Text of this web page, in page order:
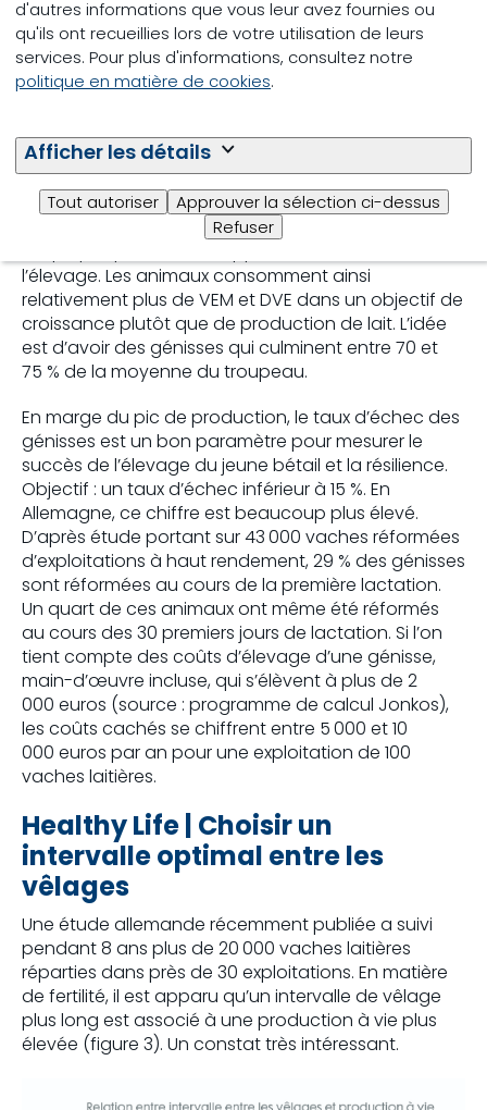
d'autres informations que vous leur avez fournies ou
qu'ils ont recueillies lors de votre utilisation de leurs
services. Pour plus d'informations, consultez notre
politique en matière de cookies.
Afficher les détails
Tout autoriser
Approuver la sélection ci-dessus
Refuser
premiers jours après le vêlage sur le moment du
pic de production et la quantité de lait pour les
génisses et les vaches plus âgées (adapté de
Carvalho et al. 2019).
Qui plus est, le pic de production nous renseigne
également sur le succès de l’élevage. Si les génisses
passent par une période de transition normale
(sans affections cliniques ni naissances difficiles),
un faible pic de production peut éventuellement
l’élevage. Les animaux consomment ainsi
relativement plus de VEM et DVE dans un objectif de
croissance plutôt que de production de lait. L’idée
est d’avoir des génisses qui culminent entre 70 et
75 % de la moyenne du troupeau.
En marge du pic de production, le taux d’échec des
génisses est un bon paramètre pour mesurer le
succès de l’élevage du jeune bétail et la résilience.
Objectif : un taux d’échec inférieur à 15 %. En
Allemagne, ce chiffre est beaucoup plus élevé.
D’après étude portant sur 43 000 vaches réformées
d’exploitations à haut rendement, 29 % des génisses
sont réformées au cours de la première lactation.
Un quart de ces animaux ont même été réformés
au cours des 30 premiers jours de lactation. Si l’on
tient compte des coûts d’élevage d’une génisse,
main-d’œuvre incluse, qui s’élèvent à plus de 2
000 euros (source : programme de calcul Jonkos),
les coûts cachés se chiffrent entre 5 000 et 10
000 euros par an pour une exploitation de 100
vaches laitières.
Healthy Life | Choisir un
intervalle optimal entre les
vêlages
Une étude allemande récemment publiée a suivi
pendant 8 ans plus de 20 000 vaches laitières
réparties dans près de 30 exploitations. En matière
de fertilité, il est apparu qu’un intervalle de vêlage
plus long est associé à une production à vie plus
élevée (figure 3). Un constat très intéressant.